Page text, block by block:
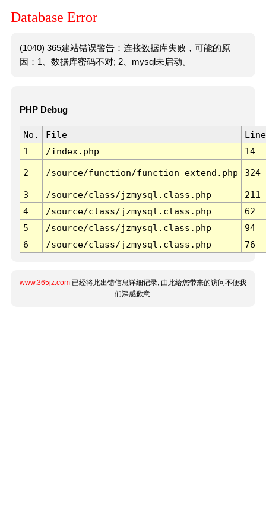
Database Error
(1040) 365建站错误警告：连接数据库失败，可能的原
因：1、数据库密码不对; 2、mysql未启动。
PHP Debug
No. File
Line
1
/index.php 14
2 /source/function/function_extend.php 324
3 /source/class/jzmysql.class.php
211
4
/source/class/jzmysql.class.php
62
5
/source/class/jzmysql.class.php
94
6
/source/class/jzmysql.class.php 76
www.365jz.com 已经将此出错信息详细记录, 由此给您带来的访问不便我
们深感歉意.